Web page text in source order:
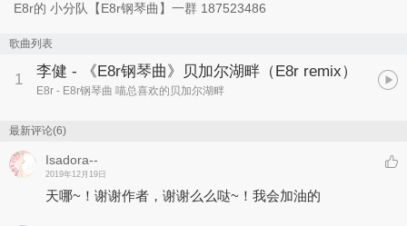
E8r的 小分队【E8r钢琴曲】一群 187523486
歌曲列表
1 李健 - 《E8r钢琴曲》贝加尔湖畔（E8r remix）
E8r - E8r钢琴曲 喵总喜欢的贝加尔湖畔
最新评论(6)
Isadora--
2019年12月19日
天哪~！谢谢作者，谢谢么么哒~！我会加油的